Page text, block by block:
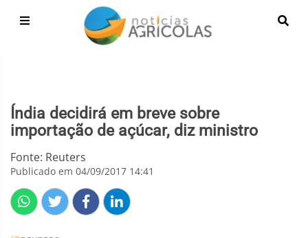
Índia decidirá em breve sobre
importação de açúcar, diz ministro
Fonte: Reuters
Publicado em 04/09/2017 14:41